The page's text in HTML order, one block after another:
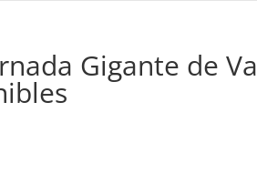
Gigante de